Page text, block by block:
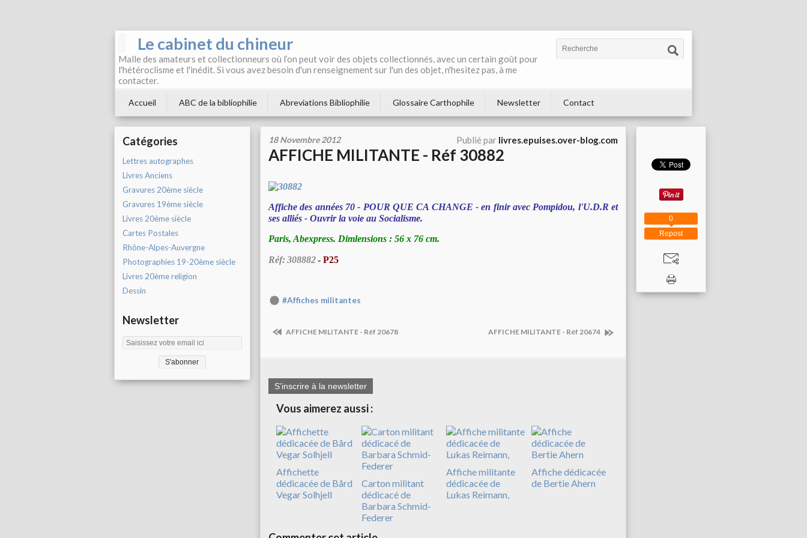
Le cabinet du chineur
Malle des amateurs et collectionneurs où l’on peut voir des objets collectionnés, avec un certain goût pour
l'hétéroclisme et l'inédit. Si vous avez besoin d'un renseignement sur l'un des objet, n'hesitez pas, à me
contacter.
Accueil ABC de la bibliophilie Abreviations Bibliophilie Glossaire Carthophile Newsletter Contact
Catégories
Lettres autographes
Livres Anciens
Gravures 20ème siècle
Gravures 19ème siècle
Livres 20ème siècle
Cartes Postales
Rhône-Alpes-Auvergne
Photographies 19-20ème siècle
Livres 20ème religion
Dessin
Newsletter
18 Novembre 2012 Publié par livres.epuises.over-blog.com
AFFICHE MILITANTE - Réf 30882
Affiche des années 70 - POUR QUE CA CHANGE - en finir avec Pompidou, l'U.D.R et
ses alliés - Ouvrir la voie au Socialisme.
Paris, Abexpress. Dimlensions : 56 x 76 cm.
Réf: 308882- P25
#Affiches militantes
AFFICHE MILITANTE - Réf 20678 AFFICHE MILITANTE - Réf 20674
S'inscrire à la newsletter
Vous aimerez aussi :
Affichette
dédicacée de Bård
Vegar Solhjell
Carton militant
dédicacé de
Barbara Schmid-
Federer
Affiche militante
dédicacée de
Lukas Reimann,
Affiche dédicacée
de Bertie Ahern
Repost
0